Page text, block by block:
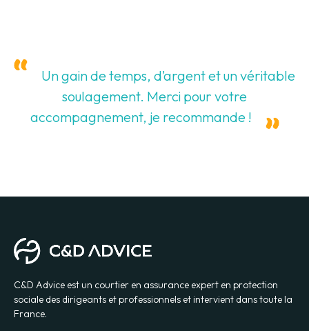
Un gain de temps, d’argent et un véritable
soulagement. Merci pour votre
accompagnement, je recommande !
C&D Advice est un courtier en assurance expert en protection
sociale des dirigeants et professionnels et intervient dans toute la
France.